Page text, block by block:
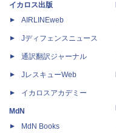
イカロス出版
AIRLINEweb
Jディフェンスニュース
通訳翻訳ジャーナル
JレスキューWeb
イカロスアカデミー
MdN
MdN Books